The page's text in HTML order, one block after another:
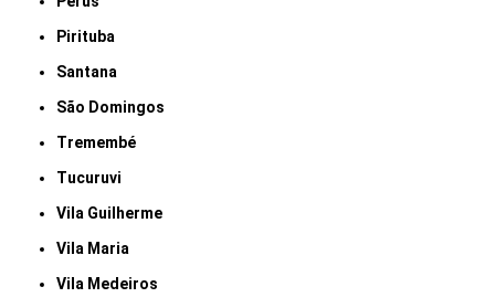
Pirituba
Santana
São Domingos
Tremembé
Tucuruvi
Vila Guilherme
Vila Maria
Vila Medeiros